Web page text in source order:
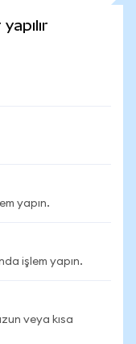
yapın.
işlem yapın.
veya kısa